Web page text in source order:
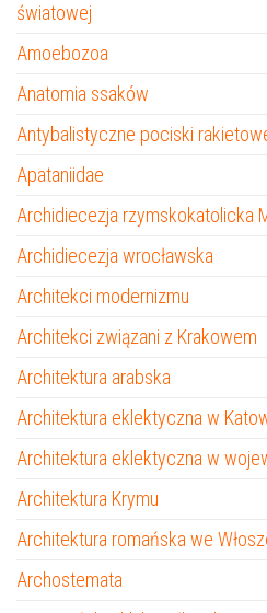
światowej
Amoebozoa
Anatomia ssaków
Antybalistyczne pociski
Apataniidae
Archidiecezja rzymskokatolicka
Archidiecezja wrocławska
Architekci modernizmu
Architekci związani z Krakowem
Architektura arabska
Architektura eklektyczna w
Architektura eklektyczna w
Architektura Krymu
Architektura romańska we
Archostemata